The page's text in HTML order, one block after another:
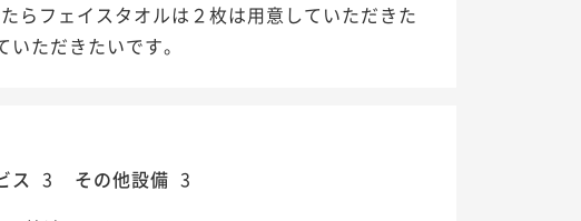
らフェイスタオルは２枚は用意していただきた
ただきたいです。
ス 3 その他設備 3